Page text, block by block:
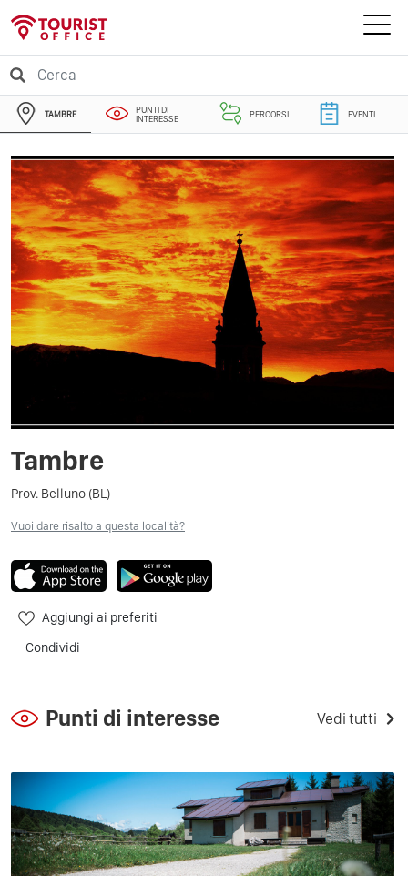
TAMBRE
PUNTI DI
INTERESSE
PERCORSI EVENTI
Tambre
Prov. Belluno (BL)
Vuoi dare risalto a questa località?
Aggiungi ai preferiti
Condividi
Punti di interesse Vedi tutti